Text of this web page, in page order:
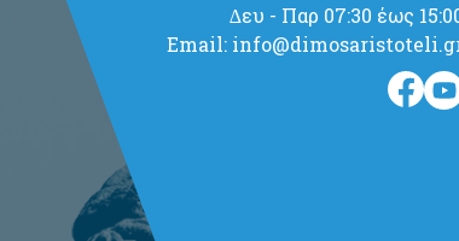
∆ευ - Παρ 07:30 έως
Email: